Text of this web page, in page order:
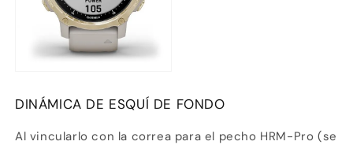
DINÁMICA DE ESQUÍ DE FONDO
Al vincularlo con la correa para el pecho HRM-Pro (se